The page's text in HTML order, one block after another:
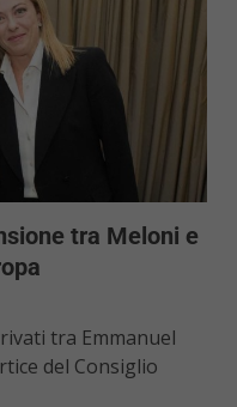
tra Meloni e
tra Emmanuel
del Consiglio